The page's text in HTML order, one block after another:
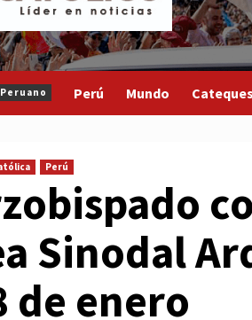
Peruano Perú Mundo
Perú
Sinodal
de enero